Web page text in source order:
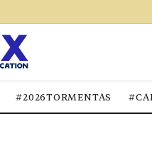
#2026TORMENTAS